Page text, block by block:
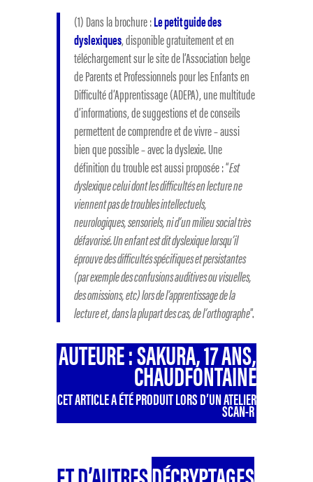
(1) Dans la brochure :Le petit guide des
dyslexiques, disponible gratuitement et en
téléchargement sur le site de l’Association belge
de Parents et Professionnels pour les Enfants en
Difficulté d’Apprentissage (ADEPA), une multitude
d’informations, de suggestions et de conseils
permettent de comprendre et de vivre – aussi
bien que possible – avec la dyslexie. Une
définition du trouble est aussi proposée : “Est
dyslexique celui dont les difficultés en lecture ne
viennent pas de troubles intellectuels,
neurologiques, sensoriels, ni d’un milieu social très
défavorisé. Un enfant est dit dyslexique lorsqu’il
éprouve des difficultés spécifiques et persistantes
(par exemple des confusions auditives ou visuelles,
des omissions, etc) lors de l’apprentissage de la
lecture et, dans la plupart des cas, de l’orthographe”.
AUTEURE : SAKURA, 17 ANS,
CHAUDFONTAINE
CET ARTICLE A ÉTÉ PRODUIT LORS D’UN ATELIER
SCAN-R